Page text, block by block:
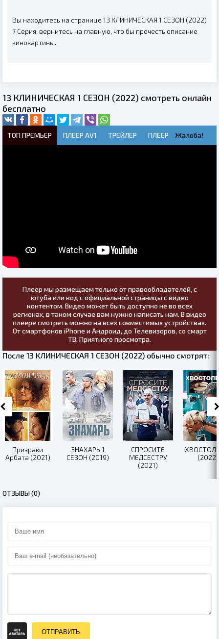
Вы находитесь на странице 13 КЛИНИЧЕСКАЯ 1 СЕЗОН (2022)
7 Серия, вернитесь на главную, что бы прочесть описание
кинокартины.
13 КЛИНИЧЕСКАЯ 1 СЕЗОН (2022) смотреть онлайн
бесплатно
ТОП ПРЕМЬЕР ПЛЕЕР AV1 ТРЕЙЛЕР ПЛЕЕР Жалоба!
Плеер мы размещаем только от правообладателей, с
ютуба или код с официальной страницы с видео
контентом. Видео может быть доступно не во всех
регионах, в таком случае вам нужно написать нам. В видео
плеере смотреть можно на всех совместимых устройствах.
От смартфонов iPhone и Андроид, до Телевизоров, со смарт
ТВ. Приятного просмотра.
После 13 КЛИНИЧЕСКАЯ 1 СЕЗОН (2022) обычно смотрят:
Призраки
Арбата (2021)
ЗНАХАРЬ 1
СЕЗОН (2019)
СПРОСИТЕ
МЕДСЕСТРУ
(2021)
(2022)
ОТЗЫВЫ (0)
ОТПРАВИТЬ